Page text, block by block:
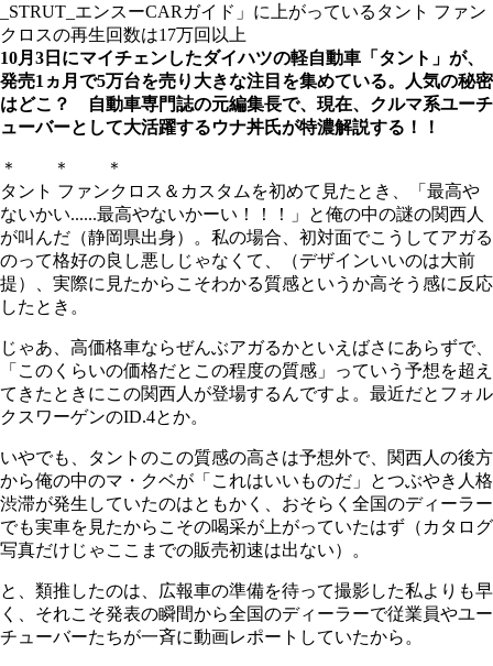
_STRUT_エンスーCARガイド」に上がっているタント ファン
クロスの再生回数は17万回以上
10月3日にマイチェンしたダイハツの軽自動車「タント」が、
発売1ヵ月で5万台を売り大きな注目を集めている。人気の秘密
はどこ？ 自動車専門誌の元編集長で、現在、クルマ系ユーチ
ューバーとして大活躍するウナ丼氏が特濃解説する！！
＊ ＊ ＊
タント ファンクロス＆カスタムを初めて見たとき、「最高や
ないかい......最高やないかーい！！！」と俺の中の謎の関西人
が叫んだ（静岡県出身）。私の場合、初対面でこうしてアガる
のって格好の良し悪しじゃなくて、（デザインいいのは大前
提）、実際に見たからこそわかる質感というか高そう感に反応
したとき。
じゃあ、高価格車ならぜんぶアガるかといえばさにあらずで、
「このくらいの価格だとこの程度の質感」っていう予想を超え
てきたときにこの関西人が登場するんですよ。最近だとフォル
クスワーゲンのID.4とか。
いやでも、タントのこの質感の高さは予想外で、関西人の後方
から俺の中のマ・クベが「これはいいものだ」とつぶやき人格
渋滞が発生していたのはともかく、おそらく全国のディーラー
でも実車を見たからこその喝采が上がっていたはず（カタログ
写真だけじゃここまでの販売初速は出ない）。
と、類推したのは、広報車の準備を待って撮影した私よりも早
く、それこそ発表の瞬間から全国のディーラーで従業員やユー
チューバーたちが一斉に動画レポートしていたから。